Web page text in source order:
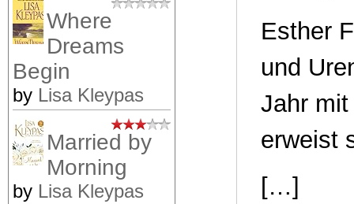
Where
Dreams
Begin
by Lisa Kleypas
Married by
Morning
by Lisa Kleypas
Esther
und
Jahr
erweist
[…]